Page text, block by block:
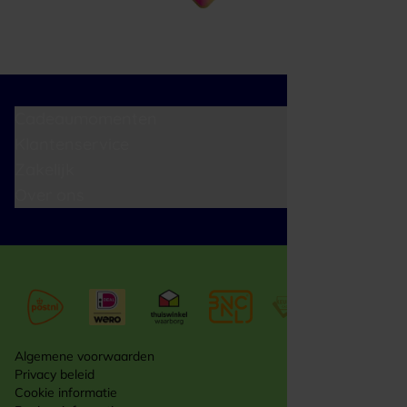
Algemene voorwaarden
Privacy beleid
Cookie informatie